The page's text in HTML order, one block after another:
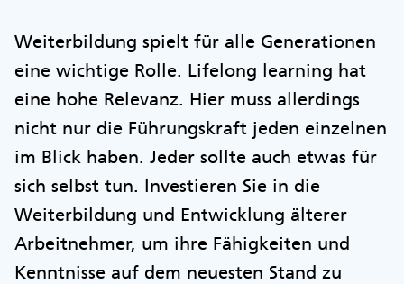
Weiterbildung spielt für alle Generationen
eine wichtige Rolle. Lifelong learning hat
eine hohe Relevanz. Hier muss allerdings
nicht nur die Führungskraft jeden einzelnen
im Blick haben. Jeder sollte auch etwas für
sich selbst tun. Investieren Sie in die
Weiterbildung und Entwicklung älterer
Arbeitnehmer, um ihre Fähigkeiten und
Kenntnisse auf dem neuesten Stand zu